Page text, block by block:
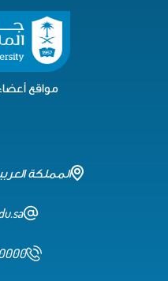
مواقع
المملكة